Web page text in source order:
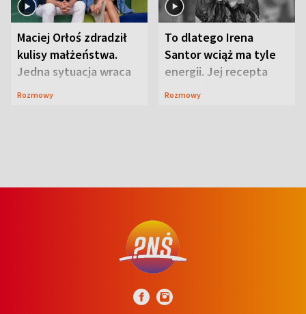
Maciej Orłoś zdradził
kulisy małżeństwa.
Jedna sytuacja wraca
jak bumerang
Rozmowy
To dlatego Irena
Santor wciąż ma tyle
energii. Jej recepta
jest zaskakująco
Rozmowy